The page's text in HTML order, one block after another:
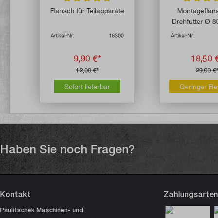
Durchschnittliche Bewertung von 4.8 von 5
Flansch für Teilapparate
Artikel-Nr: 16300
9,90 €*
12,00 €*
Sofort lieferbar
Drehfutter Ø
Artikel-Nr:
18,50
29,00 €*
Geringer
Haben Sie noch Fragen?
Kontakt
Paulitschek Maschinen- und
Zahlungsarten